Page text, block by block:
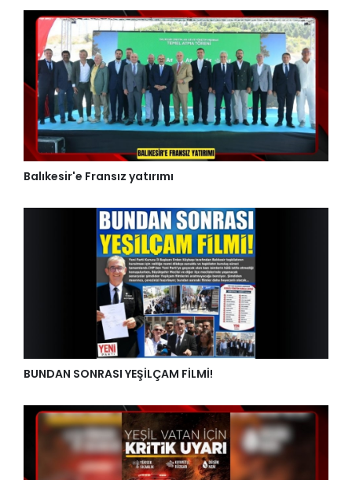
Balıkesir'e Fransız yatırımı
BUNDAN SONRASI YEŞİLÇAM FİLMİ!